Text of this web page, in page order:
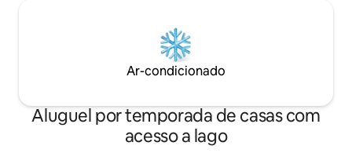
Ar-condicionado
Aluguel por temporada de casas com
acesso a lago